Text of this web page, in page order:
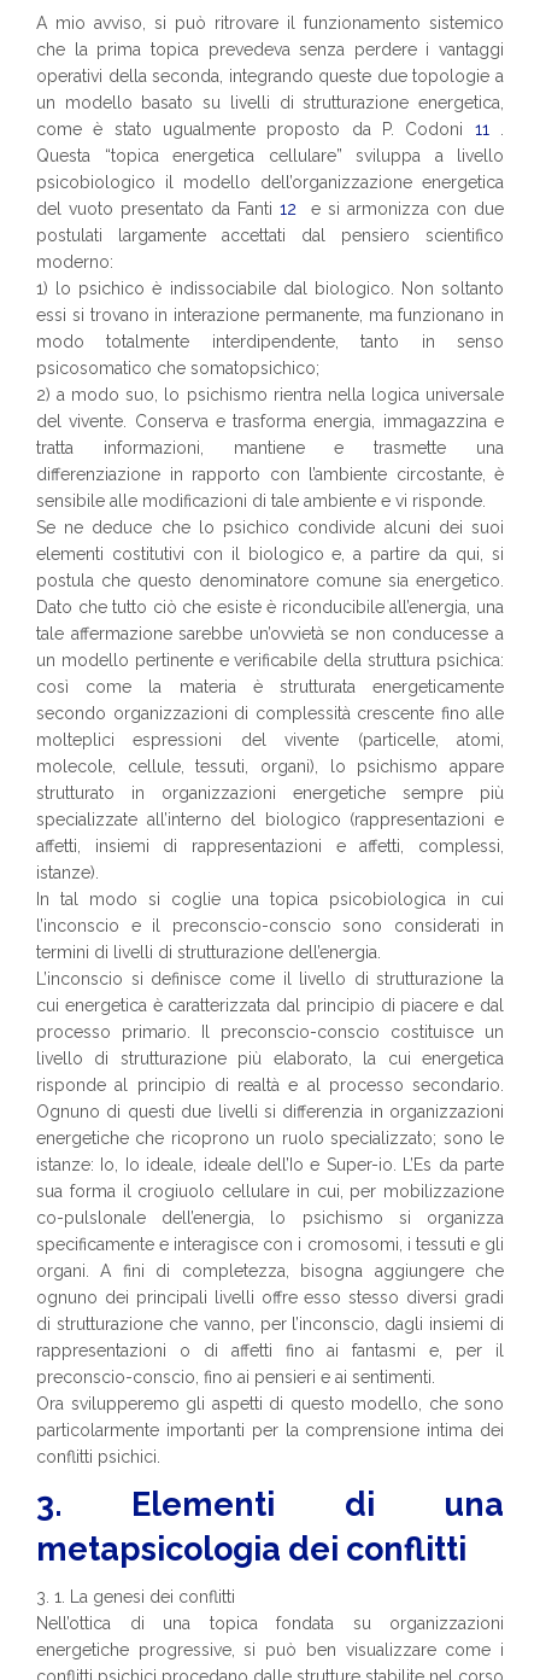
A mio avviso, si può ritrovare il funzionamento sistemico
che la prima topica prevedeva senza perdere i vantaggi
operativi della seconda, integrando queste due topologie a
un modello basato su livelli di strutturazione energetica,
come è stato ugualmente proposto da P. Codoni
11
Questa “topica energetica cellulare” sviluppa a livello
psicobiologico il modello dell’organizzazione energetica
del vuoto presentato da Fanti 12 e si armonizza con due
postulati largamente accettati dal pensiero scientifico
moderno:
1) lo psichico è indissociabile dal biologico. Non soltanto
essi si trovano in interazione permanente, ma funzionano in
modo totalmente interdipendente, tanto in senso
psicosomatico che somatopsichico;
2) a modo suo, lo psichismo rientra nella logica universale
del vivente. Conserva e trasforma energia, immagazzina e
tratta informazioni, mantiene e trasmette una
differenziazione in rapporto con l’ambiente circostante, è
sensibile alle modificazioni di tale ambiente e vi risponde.
Se ne deduce che lo psichico condivide alcuni dei suoi
elementi costitutivi con il biologico e, a partire da qui, si
postula che questo denominatore comune sia energetico.
Dato che tutto ciò che esiste è riconducibile all’energia, una
tale affermazione sarebbe un’ovvietà se non conducesse a
un modello pertinente e verificabile della struttura psichica:
così come la materia è strutturata energeticamente
secondo organizzazioni di complessità crescente fino alle
molteplici espressioni del vivente (particelle, atomi,
molecole, cellule, tessuti, organi), lo psichismo appare
strutturato in organizzazioni energetiche sempre più
specializzate all’interno del biologico (rappresentazioni e
affetti, insiemi di rappresentazioni e affetti, complessi,
istanze).
In tal modo si coglie una topica psicobiologica in cui
l’inconscio e il preconscio-conscio sono considerati in
termini di livelli di strutturazione dell’energia.
L’inconscio si definisce come il livello di strutturazione la
cui energetica è caratterizzata dal principio di piacere e dal
processo primario. Il preconscio-conscio costituisce un
livello di strutturazione più elaborato, la cui energetica
risponde al principio di realtà e al processo secondario.
Ognuno di questi due livelli si differenzia in organizzazioni
energetiche che ricoprono un ruolo specializzato; sono le
istanze: Io, Io ideale, ideale dell’Io e Super-io. L’Es da parte
sua forma il crogiuolo cellulare in cui, per mobilizzazione
co-pulslonale dell’energia, lo psichismo si organizza
specificamente e interagisce con i cromosomi, i tessuti e gli
organi. A fini di completezza, bisogna aggiungere che
ognuno dei principali livelli offre esso stesso diversi gradi
di strutturazione che vanno, per l’inconscio, dagli insiemi di
rappresentazioni o di affetti fino ai fantasmi e, per il
preconscio-conscio, fino ai pensieri e ai sentimenti.
Ora svilupperemo gli aspetti di questo modello, che sono
particolarmente importanti per la comprensione intima dei
conflitti psichici.
3. Elementi di una
metapsicologia dei conflitti
3. 1. La genesi dei conflitti
Nell’ottica di una topica fondata su organizzazioni
energetiche progressive, si può ben visualizzare come i